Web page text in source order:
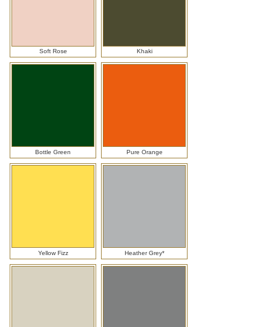
Soft Rose Khaki
Bottle Green Pure Orange
Yellow Fizz Heather Grey*